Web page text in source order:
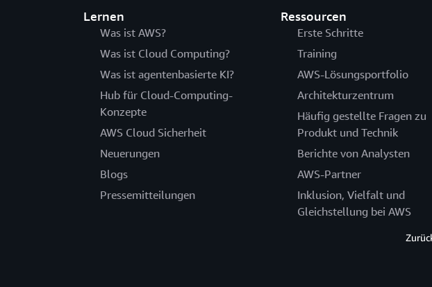
Lernen
Was ist AWS?
Was ist Cloud Computing?
Was ist agentenbasierte KI?
Hub für Cloud-Computing-
Konzepte
AWS Cloud Sicherheit
Neuerungen
Blogs
Pressemitteilungen
Ressourcen
Erste Schritte
Training
AWS-Lösungsportfolio
Architekturzentrum
Häufig gestellte Fragen zu
Produkt und Technik
Berichte von Analysten
AWS-Partner
Inklusion, Vielfalt und
Gleichstellung bei AWS